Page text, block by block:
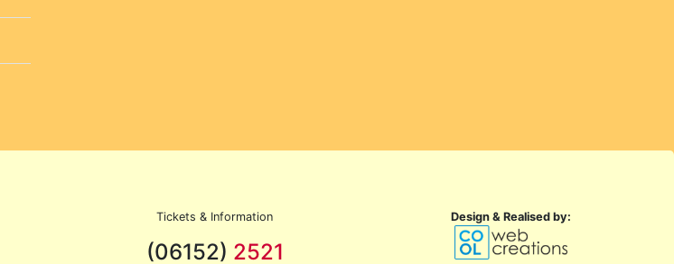
Tickets & Information
(06152) 2521
Design & Realised by: